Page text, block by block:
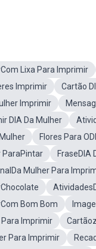
Lixa Para Imprimir
Imprimir
Cartão
Imprimir
DIA Da Mulher
Flores Para
ParaPintar
FraseDIA
Mulher Para
Bom Bom
Para Imprimir
Para Imprimir